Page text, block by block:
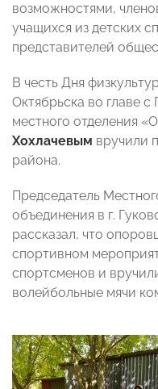
возможностями,
учащихся из детских
представителей
В честь Дня
Октябрьска во главе
местного отделения
Хохлачевым вручили
района.
Председатель
объединения в г.
рассказал, что
спортивном
спортсменов и
волейбольные мячи